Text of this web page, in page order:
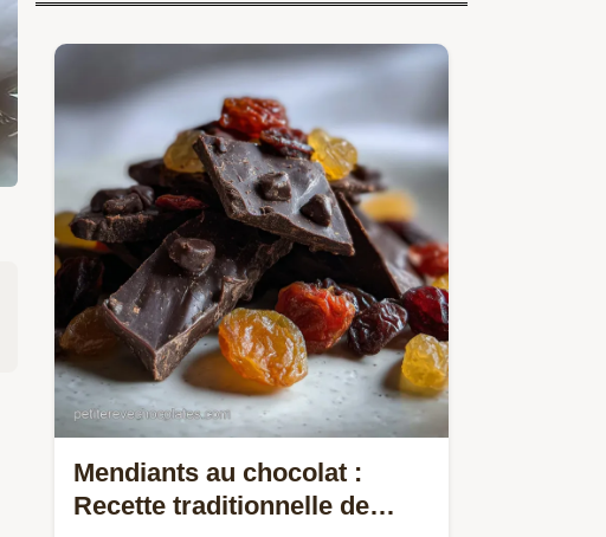
Mendiants au chocolat :
Recette traditionnelle de